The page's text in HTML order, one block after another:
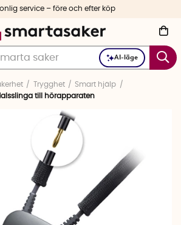
AI-läge
service – före och efter köp
Trygghet
Smart hjälp
till hörapparaten